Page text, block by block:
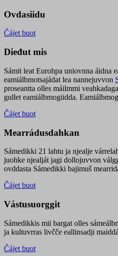
Ovdasiidu
Čájet buot
Dieđut mis
Sámit leat Eurohpa uniovnna áidna
eamiálbmotsajádat lea nannejuvvon
proseantta olles máilmmi
gullet eamiálbmogiidda.
Čájet buot
Mearrádusdahkan
Sámedikki 21 lahtu ja njealje
juohke njealját jagi dollojuvvon
ovddasta Sámedikki bajimuš
Čájet buot
Vástusuorggit
Sámedikkis mii bargat olles
ja kultuvrras livčče eallinsadji
Čájet buot